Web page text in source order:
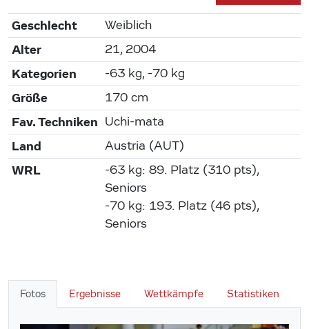
Geschlecht Weiblich
Alter 21, 2004
Kategorien -63 kg, -70 kg
Größe 170 cm
Fav. Techniken Uchi-mata
Land Austria (AUT)
WRL
-63 kg: 89. Platz (310 pts),
Seniors
-70 kg: 193. Platz (46 pts),
Seniors
Fotos Ergebnisse Wettkämpfe Statistiken